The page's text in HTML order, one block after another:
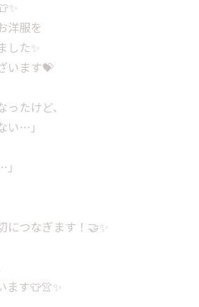
洋服を
した✨️
います💝
ったけど、
い…」
につなぎます！🤝✨
ます👕👚✨️